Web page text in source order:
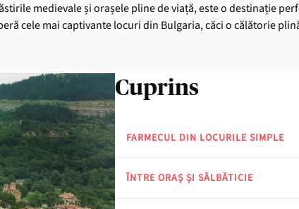
medievale și orașele pline de viață, este o destinație
cele mai captivante locuri din Bulgaria, căci o călătorie
Cuprins
FARMECUL DIN LOCURILE SIMPLE
ÎNTRE ORAȘ ȘI SĂLBĂTICIE